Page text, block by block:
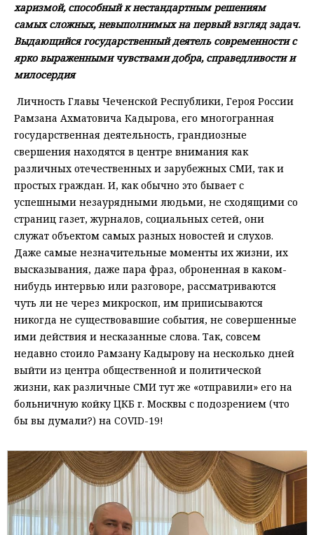
харизмой, способный к нестандартным решениям
самых сложных, невыполнимых на первый взгляд задач.
Выдающийся государственный деятель современности с
ярко выраженными чувствами добра, справедливости и
милосердия
Личность Главы Чеченской Республики, Героя России
Рамзана Ахматовича Кадырова, его многогранная
государственная деятельность, грандиозные
свершения находятся в центре внимания как
различных отечественных и зарубежных СМИ, так и
простых граждан. И, как обычно это бывает с
успешными незаурядными людьми, не сходящими со
страниц газет, журналов, социальных сетей, они
служат объектом самых разных новостей и слухов.
Даже самые незначительные моменты их жизни, их
высказывания, даже пара фраз, оброненная в каком-
нибудь интервью или разговоре, рассматриваются
чуть ли не через микроскоп, им приписываются
никогда не существовавшие события, не совершенные
ими действия и несказанные слова. Так, совсем
недавно стоило Рамзану Кадырову на несколько дней
выйти из центра общественной и политической
жизни, как различные СМИ тут же «отправили» его на
больничную койку ЦКБ г. Москвы с подозрением (что
бы вы думали?) на COVID-19!